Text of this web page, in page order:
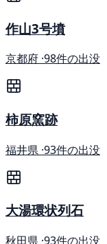
作山3号墳
京都府 ·98件の出没
柿原窯跡
福井県 ·93件の出没
大湯環状列石
秋田県 ·93件の出没